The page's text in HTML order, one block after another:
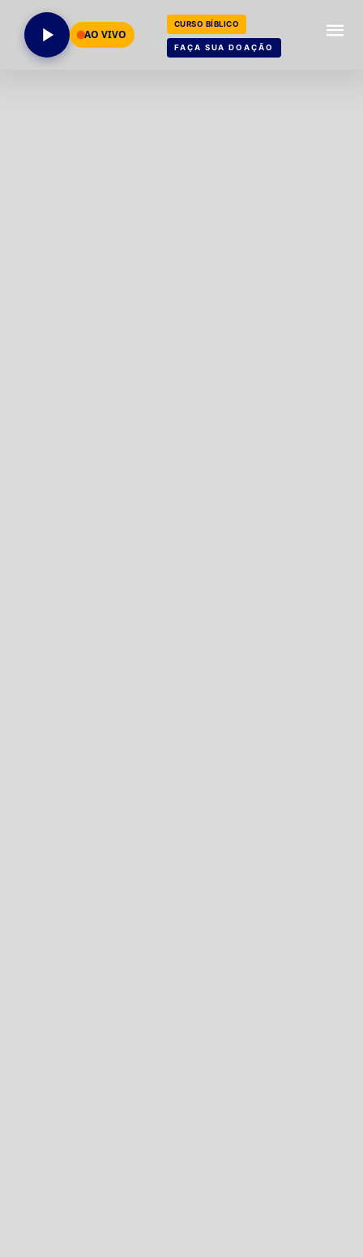
AO VIVO
CURSO BÍBLICO
FAÇA SUA DOAÇÃO